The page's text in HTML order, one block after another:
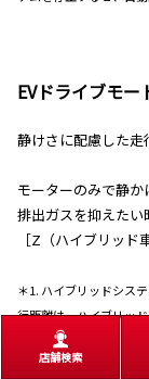
EVドライブモー
静けさに配慮した走
モーターのみで静
排出ガスを抑えたい
［Z（ハイブリッド
＊1. ハイブリッドシス
行距離は、ハイブリッ
店舗検索